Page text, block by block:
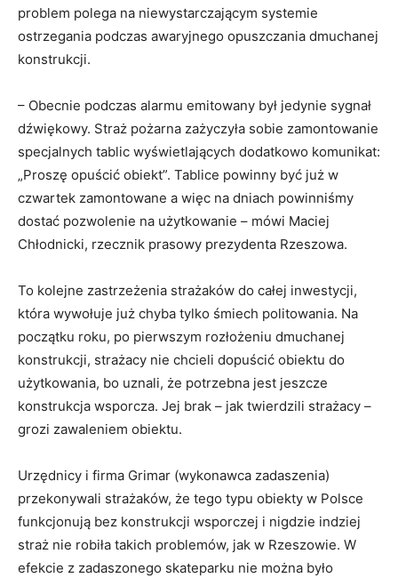
problem polega na niewystarczającym systemie
ostrzegania podczas awaryjnego opuszczania dmuchanej
konstrukcji.
– Obecnie podczas alarmu emitowany był jedynie sygnał
dźwiękowy. Straż pożarna zażyczyła sobie zamontowanie
specjalnych tablic wyświetlających dodatkowo komunikat:
„Proszę opuścić obiekt”. Tablice powinny być już w
czwartek zamontowane a więc na dniach powinniśmy
dostać pozwolenie na użytkowanie – mówi Maciej
Chłodnicki, rzecznik prasowy prezydenta Rzeszowa.
To kolejne zastrzeżenia strażaków do całej inwestycji,
która wywołuje już chyba tylko śmiech politowania. Na
początku roku, po pierwszym rozłożeniu dmuchanej
konstrukcji, strażacy nie chcieli dopuścić obiektu do
użytkowania, bo uznali, że potrzebna jest jeszcze
konstrukcja wsporcza. Jej brak – jak twierdzili strażacy –
grozi zawaleniem obiektu.
Urzędnicy i firma Grimar (wykonawca zadaszenia)
przekonywali strażaków, że tego typu obiekty w Polsce
funkcjonują bez konstrukcji wsporczej i nigdzie indziej
straż nie robiła takich problemów, jak w Rzeszowie. W
efekcie z zadaszonego skateparku nie można było